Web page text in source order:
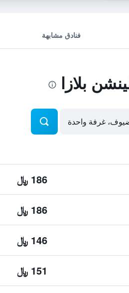
فنادق مشابهة
بلازا
186 ﷼
186 ﷼
146 ﷼
151 ﷼